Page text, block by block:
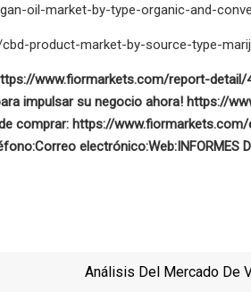
oil-market-by-type-organic-and-
product-market-by-source-type-
www.fiormarkets.com/report-
impulsar su negocio ahora! https://
comprar: https://
Correo electrónico:Web:INFORMES
Análisis Del Mercado De